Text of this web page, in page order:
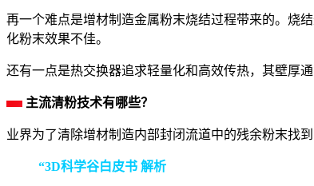
再一个难点是增材制造金属粉末烧结过程带来的。烧
化粉末效果不佳。
还有一点是热交换器追求轻量化和高效传热，其壁厚
主流清粉技术有哪些？
业界为了清除增材制造内部封闭流道中的残余粉末找
“3D科学谷白皮书 解析